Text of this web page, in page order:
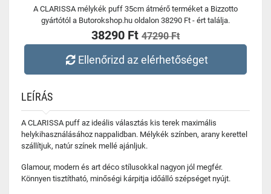
A CLARISSA mélykék puff 35cm átmérő terméket a Bizzotto
gyártótól a Butorokshop.hu oldalon 38290 Ft - ért találja.
38290 Ft 47290 Ft
Ellenőrizd az elérhetőséget
LEÍRÁS
A CLARISSA puff az ideális választás kis terek maximális
helykihasználásához nappalidban. Mélykék színben, arany kerettel
szállítjuk, natúr színek mellé ajánljuk.
Glamour, modern és art déco stílusokkal nagyon jól megfér.
Könnyen tisztítható, minőségi kárpitja időálló szépséget nyújt.